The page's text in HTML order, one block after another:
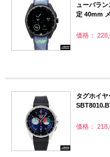
ューバラ
定 40mm
価格：
タグホイ
価格：